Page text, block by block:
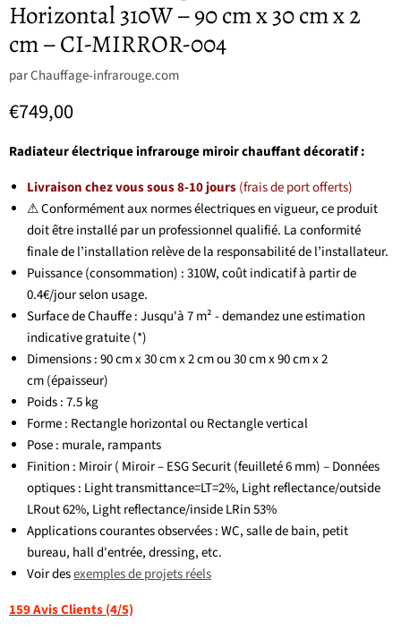
Horizontal 310W – 90 cm x 30 cm x 2
cm – CI-MIRROR-004
parChauffage-infrarouge.com
Prix actuel
€749,00
Radiateur électrique infrarouge miroir chauffant décoratif :
Livraison chez vous sous 8-10 jours(frais de port offerts)
⚠ Conformément aux normes électriques en vigueur, ce produit
doit être installé par un professionnel qualifié. La conformité
finale de l’installation relève de la responsabilité de l’installateur.
Puissance (consommation) : 310W, coût indicatif à partir de
0.4€/jour selon usage.
Surface de Chauffe : Jusqu'à 7 m² - demandez une estimation
indicative gratuite (*)
Dimensions : 90 cm x 30 cm x 2 cm ou 30 cm x 90 cm x 2
cm(épaisseur)
Poids : 7.5 kg
Forme : Rectangle horizontal ou Rectangle vertical
Pose : murale, rampants
Finition : Miroir ( Miroir – ESG Securit (feuilleté 6 mm) – Données
optiques : Light transmittance=LT=2%, Light reflectance/outside
LRout 62%, Light reflectance/inside LRin 53%
Applications courantes observées : WC, salle de bain, petit
bureau, hall d'entrée, dressing, etc.
Voir desexemples de projets réels
159 Avis Clients (4/5)